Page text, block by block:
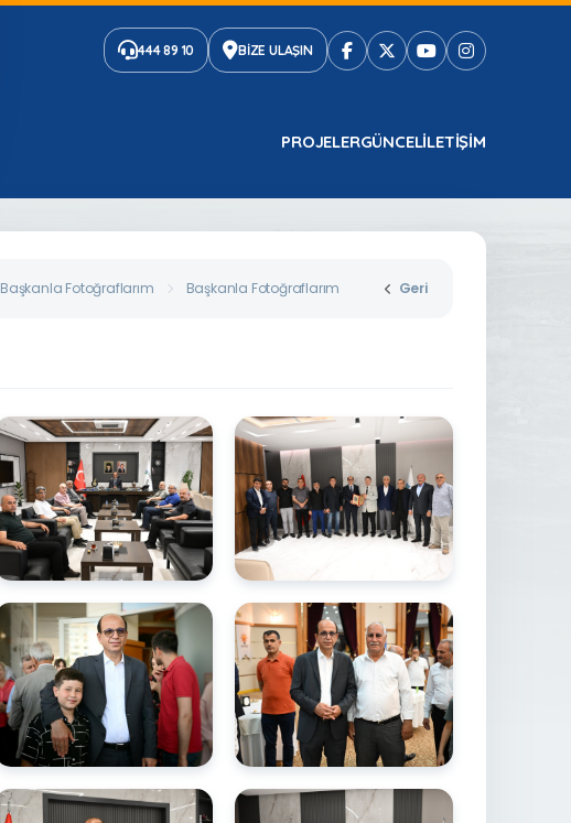
444 89 10 BİZE ULAŞIN
PROJELERGÜNCELILETIŞIM
Başkanla Fotoğraflarım Başkanla Fotoğraflarım Geri